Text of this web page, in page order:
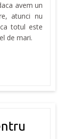
avem un
atunci nu
totul este
de mari.